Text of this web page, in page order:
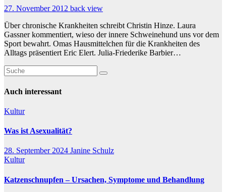
27. November 2012 back view
Über chronische Krankheiten schreibt Christin Hinze. Laura
Gassner kommentiert, wieso der innere Schweinehund uns vor dem
Sport bewahrt. Omas Hausmittelchen für die Krankheiten des
Alltags präsentiert Eric Elert. Julia-Friederike Barbier…
Auch interessant
Kultur
Was ist Asexualität?
28. September 2024 Janine Schulz
Kultur
Katzenschnupfen – Ursachen, Symptome und Behandlung